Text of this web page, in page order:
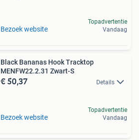
Bezoek website
Topadvertentie
Vandaag
Black Bananas Hook Tracktop
MENFW22.2.31 Zwart-S
€ 50,37 Details
Bezoek website
Topadvertentie
Vandaag